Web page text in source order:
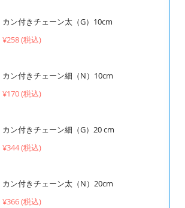
カン付きチェーン太（G）10cm
¥258 (税込)
カン付きチェーン細（N）10cm
¥170 (税込)
カン付きチェーン細（G）20 cm
¥344 (税込)
カン付きチェーン太（N）20cm
¥366 (税込)